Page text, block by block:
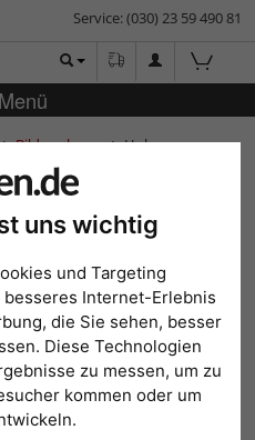
uns wichtig
und Targeting
Internet-Erlebnis
die Sie sehen, besser
Diese Technologien
zu messen, um zu
kommen oder um
Service: (030) 23 59 490 81
Menü
Bilderrahmen
Holz-
Kandeke